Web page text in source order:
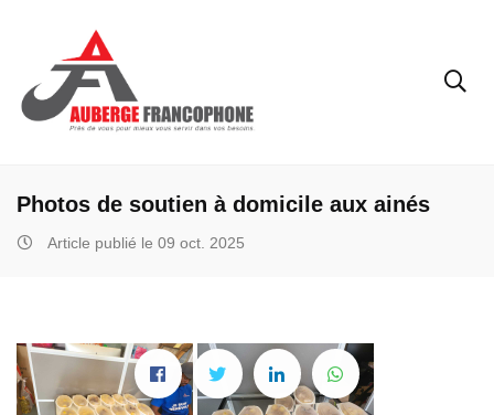
Photos de soutien à domicile aux ainés
Article publié le 09 oct. 2025